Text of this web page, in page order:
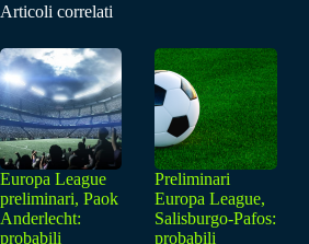
Articoli correlati
Europa League
preliminari, Paok
Anderlecht:
probabili
Preliminari
Europa League,
Salisburgo-Pafos:
probabili